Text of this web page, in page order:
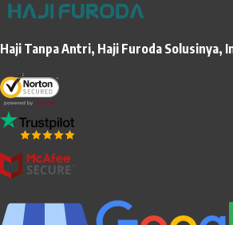
Haji Tanpa Antri, Haji Furoda Solusinya,